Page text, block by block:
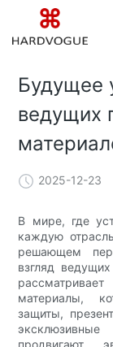
Будущее
ведущих
2025-12-23
В мире, где
каждую
решающем
взгляд
материалы,
защиты,
продвигают